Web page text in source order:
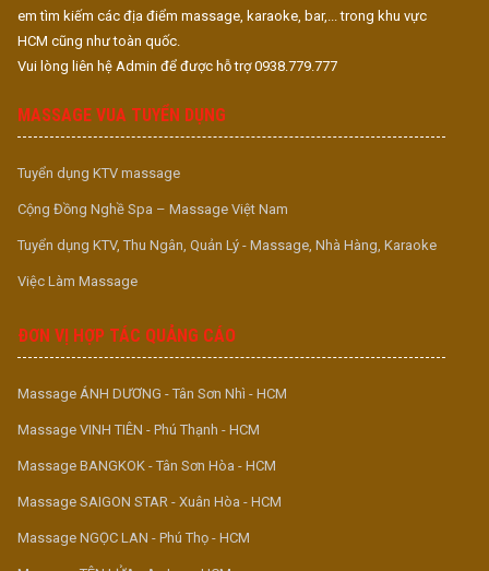
em tìm kiếm các địa điểm massage, karaoke, bar,... trong khu vực
HCM cũng như toàn quốc.
Vui lòng liên hệ Admin để được hỗ trợ 0938.779.777
MASSAGE VUA TUYỂN DỤNG
Tuyển dụng KTV massage
Cộng Đồng Nghề Spa – Massage Việt Nam
Tuyển dụng KTV, Thu Ngân, Quản Lý - Massage, Nhà Hàng, Karaoke
Việc Làm Massage
ĐƠN VỊ HỢP TÁC QUẢNG CÁO
Massage ÁNH DƯƠNG - Tân Sơn Nhì - HCM
Massage VINH TIÊN - Phú Thạnh - HCM
Massage BANGKOK - Tân Sơn Hòa - HCM
Massage SAIGON STAR - Xuân Hòa - HCM
Massage NGỌC LAN - Phú Thọ - HCM